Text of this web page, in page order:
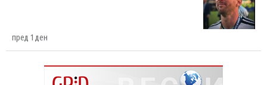
пред 1 ден